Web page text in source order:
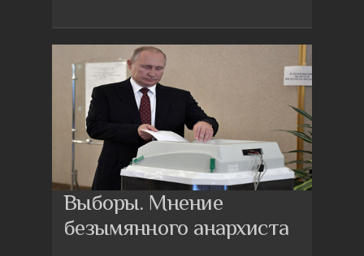
Выборы. Мнение
безымянного анархиста